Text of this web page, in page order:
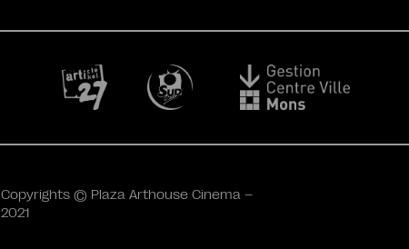
Copyrights © Plaza Arthouse Cinema –
2021